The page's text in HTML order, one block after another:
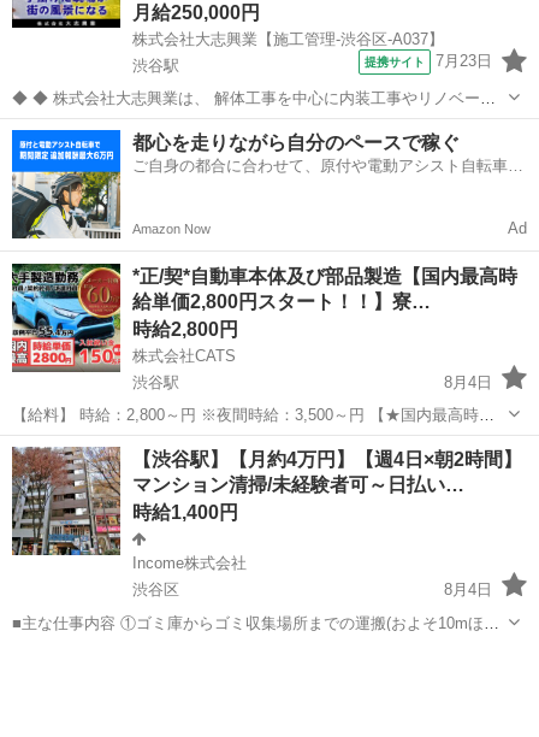
月給250,000円
株式会社大志興業【施工管理-渋谷区-A037】
渋谷駅
提携サイト 7月23日
◆ ◆ 株式会社大志興業は、 解体工事を中心に内装工事やリノベーシ
ョン工事まで幅広く手掛ける総合建設企業です。 住宅・店舗・ビルな
ど多様な現場に対応し、解体から施工、廃棄物処理まで一貫して行っ
ています。 20代～40代の...
東京 渋谷区 渋谷駅 その他
都心を走りながら自分のペースで稼ぐ
ご自身の都合に合わせて、原付や電動アシスト自転車で
Amazon Now Ad
*正/契*自動車本体及び部品製造【国内最高時
給単価2,800円スタート！！】寮…
時給2,800円
株式会社CATS
渋谷駅
8月4日
【給料】 時給：2,800～円 ※夜間時給：3,500～円 【★国内最高時給
単価はこの求人だけ！！！★】 月収例 平均：554,000～円 ～週払いは
基本可能～ ※日払いはメーカーによります。 ...
東京 渋谷区 渋谷駅 仕分け ライン
【渋谷駅】【月約4万円】【週4日×朝2時間】
マンション清掃/未経験者可～日払い…
時給1,400円
Income株式会社
渋谷区
8月4日
■主な仕事内容 ①ゴミ庫からゴミ収集場所までの運搬(およそ10mほど